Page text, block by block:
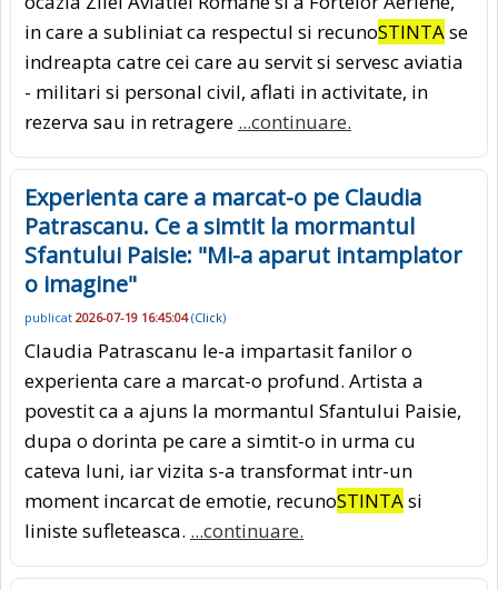
in care a subliniat ca respectul si recunoSTINTAse
indreapta catre cei care au servit si servesc aviatia
- militari si personal civil, aflati in activitate, in
rezerva sau in retragere ...continuare.
Experienta care a marcat-o pe Claudia
Patrascanu. Ce a simtit la mormantul
Sfantului Paisie: "Mi-a aparut intamplator
o imagine"
publicat 2026-07-19 16:45:04(Click)
Claudia Patrascanu le-a impartasit fanilor o
experienta care a marcat-o profund. Artista a
povestit ca a ajuns la mormantul Sfantului Paisie,
dupa o dorinta pe care a simtit-o in urma cu
cateva luni, iar vizita s-a transformat intr-un
moment incarcat de emotie, recunoSTINTAsi
liniste sufleteasca. ...continuare.